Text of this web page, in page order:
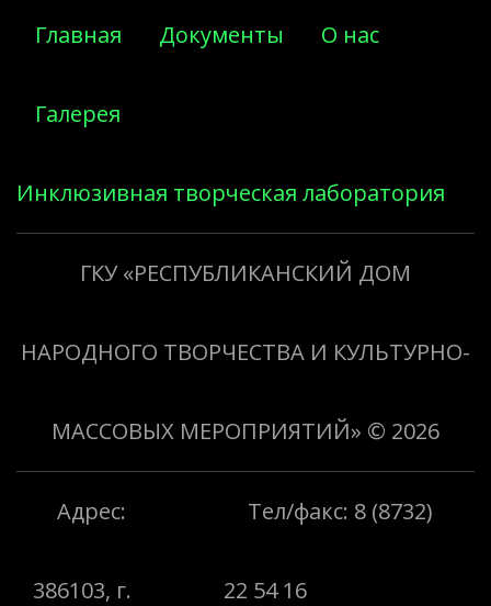
Главная Документы О нас
Галерея
Инклюзивная творческая лаборатория
«Творить добро»
ГКУ «РЕСПУБЛИКАНСКИЙ ДОМ
НАРОДНОГО ТВОРЧЕСТВА И КУЛЬТУРНО-
МАССОВЫХ МЕРОПРИЯТИЙ» © 2026
Адрес:
386103, г.
Тел/факс: 8 (8732)
22 54 16